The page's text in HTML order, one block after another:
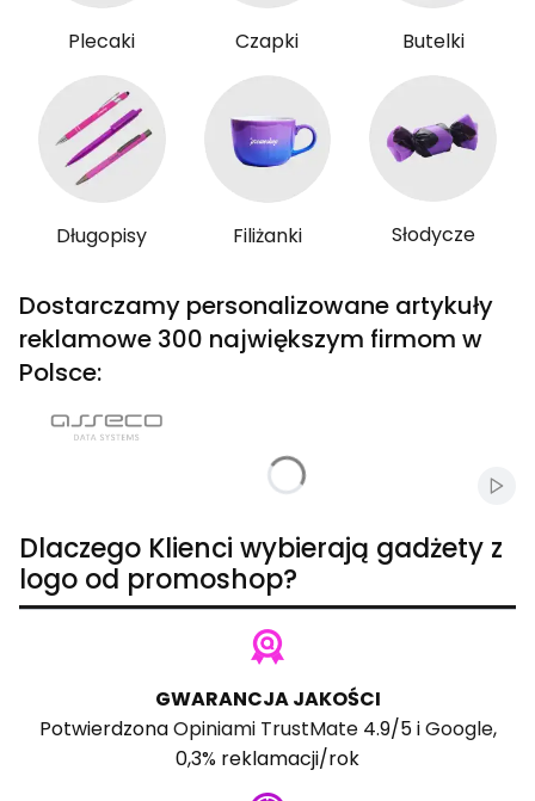
Plecaki Czapki Butelki
Długopisy Filiżanki Słodycze
Dostarczamy personalizowane artykuły
reklamowe 300 największym firmom w
Polsce:
Dlaczego Klienci wybierają gadżety z
logo od promoshop?
GWARANCJA JAKOŚCI
PotwierdzonaOpiniami TrustMate4.9/5 iGoogle,
0,3% reklamacji/rok